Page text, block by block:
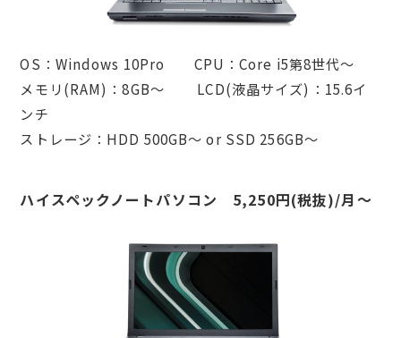
OS：Windows 10Pro CPU：Core i5第8世代～
メモリ(RAM)：8GB～ LCD(液晶サイズ)：15.6イ
ンチ
ストレージ：HDD 500GB～ or SSD 256GB～
ハイスペックノートパソコン 5,250円(税抜)/月〜